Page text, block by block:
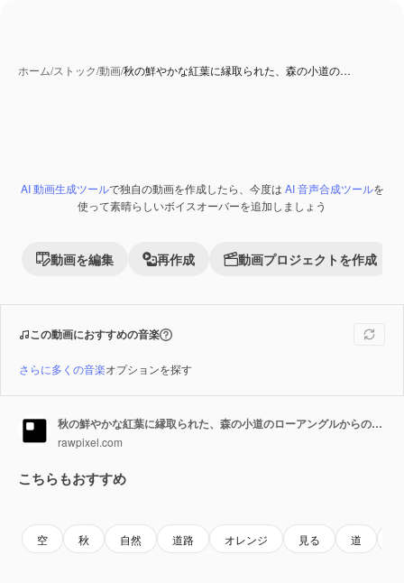
ホーム/ストック/動画/秋の鮮やかな紅葉に縁取られた、森の小道の…
Premium
AI 動画生成ツールで独自の動画を作成したら、今度は AI 音声合成ツールを
使って素晴らしいボイスオーバーを追加しましょう
動画を編集 再作成 動画プロジェクトを作成
この動画におすすめの音楽
さらに多くの音楽オプションを探す
秋の鮮やかな紅葉に縁取られた、森の小道のローアングルからの眺めを捉えた、魅惑的な動画です。
rawpixel.com
こちらもおすすめ
空 秋 自然 道路 オレンジ 見る 道